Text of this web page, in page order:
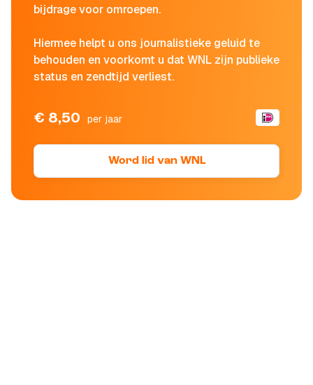
bijdrage voor omroepen.
Hiermee helpt u ons journalistieke geluid te
behouden en voorkomt u dat WNL zijn publieke
status en zendtijd verliest.
€ 8,50 per jaar
Word lid van WNL